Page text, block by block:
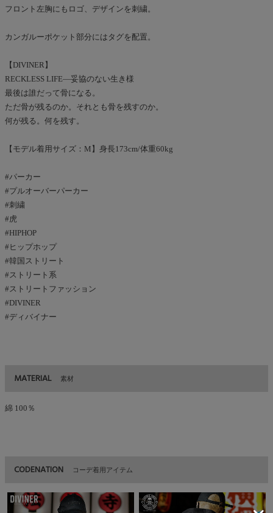
フロント左胸にもロゴ、デザインを刺繍。
カンガルーポケット部分にはタグを配置。
【DIVINER】
RECKLESS LIFE―妥協のない生き様
最後は誰だって骨になる。
ただ骨が残るのか。それとも骨を残すのか。
何が残る。何を残す。
【モデル着用サイズ：M】身長173cm/体重60kg
#パーカー
#プルオーバーパーカー
#刺繍
#虎
#HIPHOP
#ヒップホップ
#韓国ストリート
#ストリート系
#ストリートファッション
#DIVINER
#ディバイナー
MATERIAL 素材
綿 100％
CODENATION コーデ着用アイテム